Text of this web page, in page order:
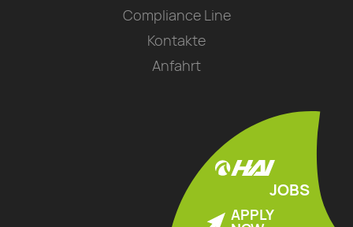
JOBS
APPLY
Compliance Line
Kontakte
Anfahrt